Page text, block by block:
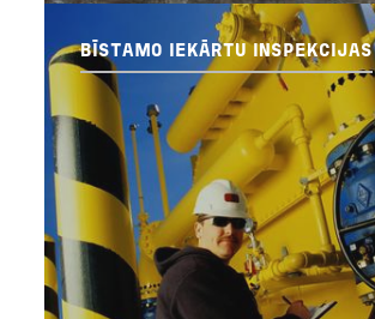
BĪSTAMO IEKĀRTU INSPEKCIJAS